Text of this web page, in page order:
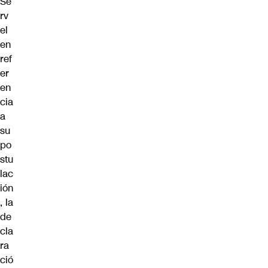
rv
el
en
ref
er
en
cia
a
su
po
stu
lac
ión
, la
de
cla
ra
ció